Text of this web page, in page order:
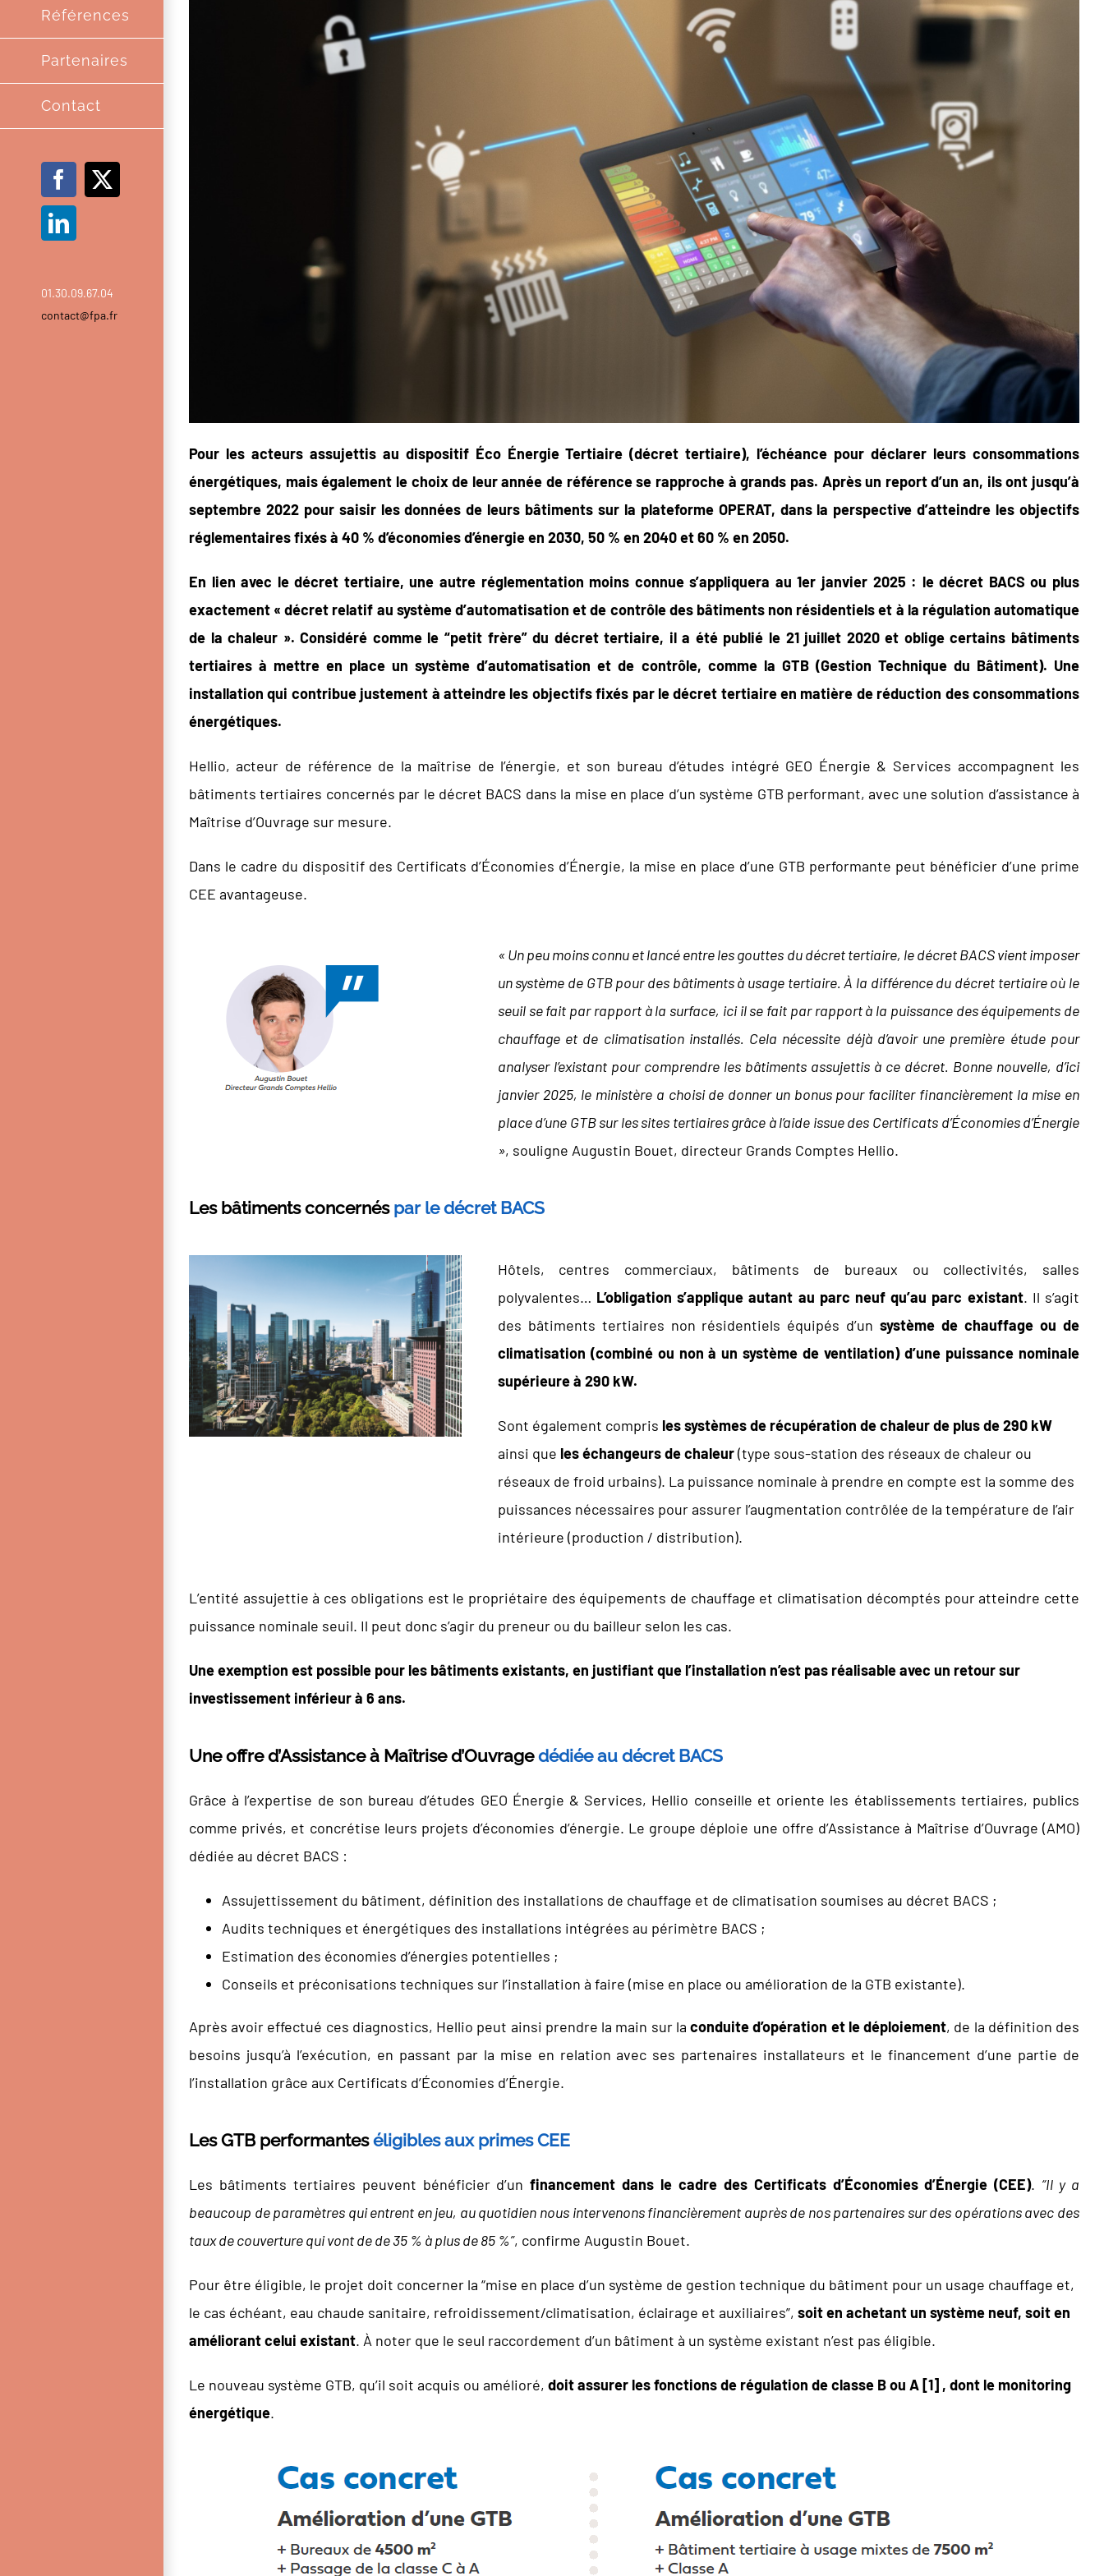
Références
Partenaires
Contact
Facebook
X
LinkedIn
01.30.09.67.04
contact@fpa.fr
Pour les acteurs assujettis au dispositif Éco Énergie Tertiaire (décret tertiaire), l’échéance pour déclarer leurs consommations
énergétiques, mais également le choix de leur année de référence se rapproche à grands pas. Après un report d’un an, ils ont jusqu’à
septembre 2022 pour saisir les données de leurs bâtiments sur la plateforme OPERAT, dans la perspective d’atteindre les objectifs
réglementaires fixés à 40 % d’économies d’énergie en 2030, 50 % en 2040 et 60 % en 2050.
En lien avec le décret tertiaire, une autre réglementation moins connue s’appliquera au 1er janvier 2025 : le décret BACS ou plus
exactement « décret relatif au système d’automatisation et de contrôle des bâtiments non résidentiels et à la régulation automatique
de la chaleur ». Considéré comme le “petit frère” du décrettertiaire, il a été publié le 21 juillet 2020 et oblige certains bâtiments
tertiaires à mettre en place un système d’automatisation et de contrôle, comme la GTB (Gestion Technique du Bâtiment). Une
installation qui contribue justement à atteindre les objectifs fixés par le décret tertiaire en matière de réduction des consommations
énergétiques.
Hellio, acteur de référence de la maîtrise de l’énergie, et son bureau d’études intégré GEO Énergie & Services accompagnent les
bâtiments tertiaires concernés par le décret BACS dans la mise en place d’un système GTB performant, avec une solution d’assistance à
Maîtrise d’Ouvrage sur mesure.
Dans le cadre du dispositif des Certificats d’Économies d’Énergie, la mise en place d’une GTB performante peut bénéficier d’une prime
CEE avantageuse.
« Un peu moins connu et lancé entre les gouttes du décret tertiaire, le décret BACS vient imposer
un système de GTB pour des bâtiments à usage tertiaire. À la différence du décret tertiaire où le
seuil se fait par rapport à la surface, ici il se fait par rapport à la puissance des équipements de
chauffage et de climatisation installés. Cela nécessite déjà d’avoir une première étude pour
analyser l’existant pour comprendre les bâtiments assujettis à ce décret. Bonne nouvelle, d’ici
janvier2025, le ministère a choisi de donner un bonus pour faciliter financièrement la mise en
place d’une GTB sur les sites tertiaires grâce à l’aide issue des Certificats d’Économies d’Énergie
», souligne Augustin Bouet, directeur Grands Comptes Hellio.
Les bâtiments concernés par le décret BACS
Hôtels, centres commerciaux, bâtiments de bureaux ou collectivités, salles
polyvalentes… L’obligation s’appliqueautant au parc neuf qu’au parc existant. Il s’agit
des bâtiments tertiaires non résidentiels équipés d’unsystème de chauffageou de
climatisation (combiné ou non à un système de ventilation)d’une puissance nominale
supérieure à 290 kW.
Sont également compris les systèmes de récupération dechaleur de plus de 290 kW
ainsi que les échangeurs de chaleur(type sous-station des réseaux de chaleur ou
réseaux de froid urbains). La puissance nominale à prendre en compte est la somme des
puissances nécessaires pour assurer l’augmentation contrôlée de la température de l’air
intérieure (production / distribution).
L’entité assujettie à ces obligations est le propriétaire des équipements de chauffage et climatisation décomptés pour atteindre cette
puissance nominale seuil. Il peut donc s’agir du preneur ou du bailleur selon les cas.
Une exemption est possible pour les bâtiments existants, en justifiant que l’installation n’est pas réalisable avec un retour sur
investissement inférieur à 6 ans.
Une offre d’Assistance à Maîtrise d’Ouvragedédiée au décret BACS
Grâce à l’expertise de son bureau d’études GEO Énergie & Services, Hellio conseille et oriente les établissements tertiaires, publics
comme privés, et concrétise leurs projets d’économies d’énergie. Le groupe déploie une offre d’Assistance à Maîtrise d’Ouvrage (AMO)
dédiée au décret BACS :
Assujettissement du bâtiment, définition des installations de chauffage et de climatisation soumises au décret BACS ;
Audits techniques et énergétiques des installations intégrées au périmètre BACS ;
Estimation des économies d’énergies potentielles ;
Conseils et préconisations techniques sur l’installation à faire (mise en place ou amélioration de la GTB existante).
Après avoir effectué ces diagnostics, Hellio peut ainsi prendre la main sur laconduite d’opération et le déploiement, de la définition des
besoins jusqu’à l’exécution, en passant par la mise en relation avec ses partenaires installateurs et le financement d’une partie de
l’installation grâce aux Certificats d’Économies d’Énergie.
Les GTB performanteséligibles aux primes CEE
Les bâtiments tertiaires peuvent bénéficier d’unfinancement dans le cadre des Certificats d’Économies d’Énergie (CEE). “Il y a
beaucoup de paramètres qui entrent en jeu, au quotidien nous intervenons financièrement auprès de nos partenaires sur des opérations avec des
taux de couverture qui vont de de 35 % à plus de 85 %”, confirme Augustin Bouet.
Pour être éligible, le projet doit concerner la “mise en place d’un système de gestion technique du bâtiment pour un usage chauffage et,
le cas échéant, eau chaude sanitaire, refroidissement/climatisation, éclairage et auxiliaires”, soit en achetant un système neuf, soit en
améliorant celui existant. À noter que le seul raccordement d’un bâtiment à un système existant n’est pas éligible.
Le nouveau système GTB, qu’il soit acquis ou amélioré, doit assurer les fonctions de régulation de classe B ou A [1] , dont le monitoring
énergétique.